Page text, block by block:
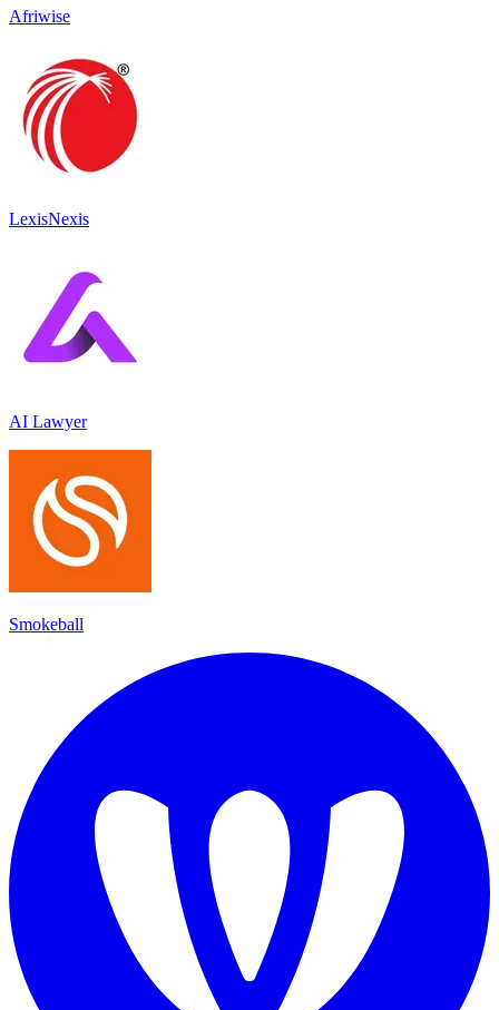
Afriwise
LexisNexis
AI Lawyer
Smokeball